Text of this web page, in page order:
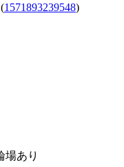
(1571893239548)